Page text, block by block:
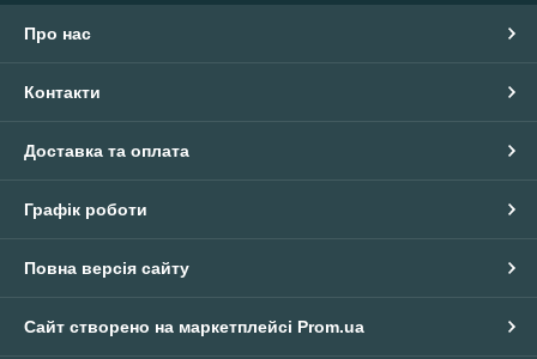
Про нас
Контакти
Доставка та оплата
Графік роботи
Повна версія сайту
Сайт створено на маркетплейсі Prom.ua